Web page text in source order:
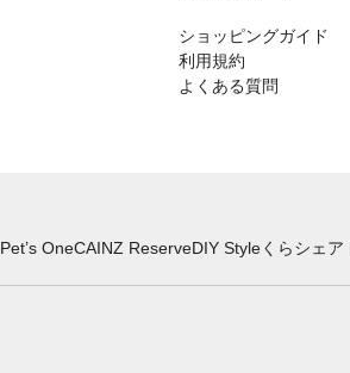
ショッピングガイド
利用規約
よくある質問
Pet’s OneCAINZ ReserveDIY Styleくらシェア